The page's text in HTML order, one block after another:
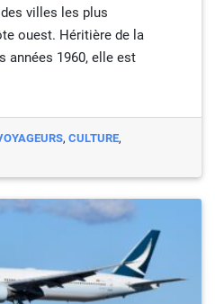
villes les plus
ouest. Héritière de la
années 1960, elle est
, CULTURE,